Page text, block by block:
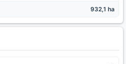
932,1 ha